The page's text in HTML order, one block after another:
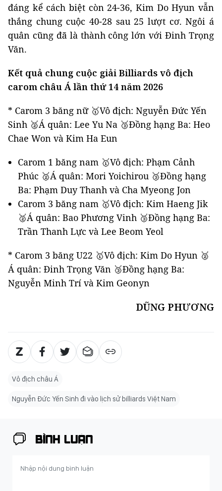
đáng kể cách biệt còn 24-36, Kim Do Hyun vẫn
thắng chung cuộc 40-28 sau 25 lượt cơ. Ngôi á
quân cũng đã là thành công lớn với Đinh Trọng
Văn.
Kết quả chung cuộc giải Billiards vô địch
carom châu Á lần thứ 14 năm 2026
* Carom 3 băng nữ 🥇Vô địch: Nguyễn Đức Yến
Sinh 🥈Á quân: Lee Yu Na 🥉Đồng hạng Ba: Heo
Chae Won và Kim Ha Eun
Carom 1 băng nam 🥇Vô địch: Phạm Cảnh
Phúc 🥈Á quân: Mori Yoichirou 🥉Đồng hạng
Ba: Phạm Duy Thanh và Cha Myeong Jon
Carom 3 băng nam 🥇Vô địch: Kim Haeng Jik
🥈Á quân: Bao Phương Vinh 🥉Đồng hạng Ba:
Trần Thanh Lực và Lee Beom Yeol
* Carom 3 băng U22 🥇Vô địch: Kim Do Hyun 🥈
Á quân: Đinh Trọng Văn 🥉Đồng hạng Ba:
Nguyễn Minh Trí và Kim Geonyn
DŨNG PHƯƠNG
Vô địch châu Á
Nguyễn Đức Yến Sinh đi vào lịch sử billiards Việt Nam
BÌNH LUẬN